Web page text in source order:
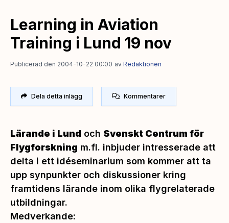
Learning in Aviation
Training i Lund 19 nov
Publicerad den 2004-10-22 00:00 av Redaktionen
Dela detta inlägg Kommentarer
Lärande i Lund och Svenskt Centrum för
Flygforskning m.fl. inbjuder intresserade att
delta i ett idéseminarium som kommer att ta
upp synpunkter och diskussioner kring
framtidens lärande inom olika flygrelaterade
utbildningar.
Medverkande: